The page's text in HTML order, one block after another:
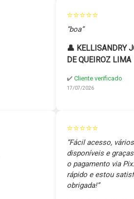
⭐⭐⭐⭐⭐
“boa”
👤 KELLISANDRY
DE QUEIROZ LIMA
✔️ Cliente verificado
17/07/2026
⭐⭐⭐⭐⭐
“Fácil acesso,
disponíveis e
o pagamento via
rápido e estou
obrigada!”